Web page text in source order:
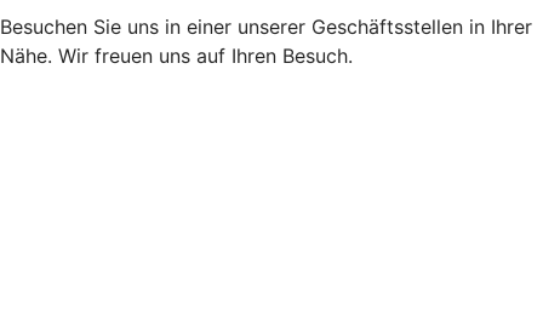
Besuchen Sie uns in einer unserer Geschäftsstellen in Ihrer
Nähe. Wir freuen uns auf Ihren Besuch.